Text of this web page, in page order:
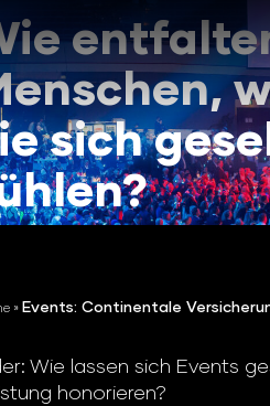
sich
» Events: Continentale
Wie lassen sich Events
honorieren?